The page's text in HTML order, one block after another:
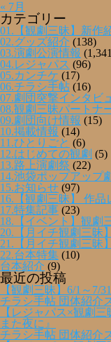
« 7月
カテゴリー
01.【観劇三昧】新作
02.グッズ紹介 (138)
03.演劇公演情報
04.レジャパス (96)
05.カンチケ (17)
06.チラシ手帖 (16)
07.劇団突撃インタビ
08.観劇三昧パートナ
09.劇団向け情報 (15)
10.掲載情報 (14)
11.ひとりごと (6)
12.はじめての観劇 (5)
13.路上演劇祭 (22)
14.池袋ポップアップ
15.お知らせ (97)
16.【観劇三昧】 作品
17.特集記事 (23)
18.【イベント】観劇
20.【月イチ観劇三昧
21.【月イチ観劇三昧
22.台本特集 (10)
台本紹介 (9)
最近の投稿
【観劇三昧】6/1～7/
チラシ手帖 団体紹介
【レジャパス×観劇
また夜に』
チラシ手帖 団体紹介